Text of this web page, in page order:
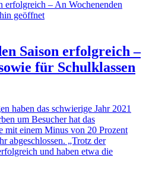
Saison erfolgreich –
für Schulklassen
haben das schwierige Jahr 2021
um Besucher hat das
mit einem Minus von 20 Prozent
abgeschlossen. „Trotz der
und haben etwa die